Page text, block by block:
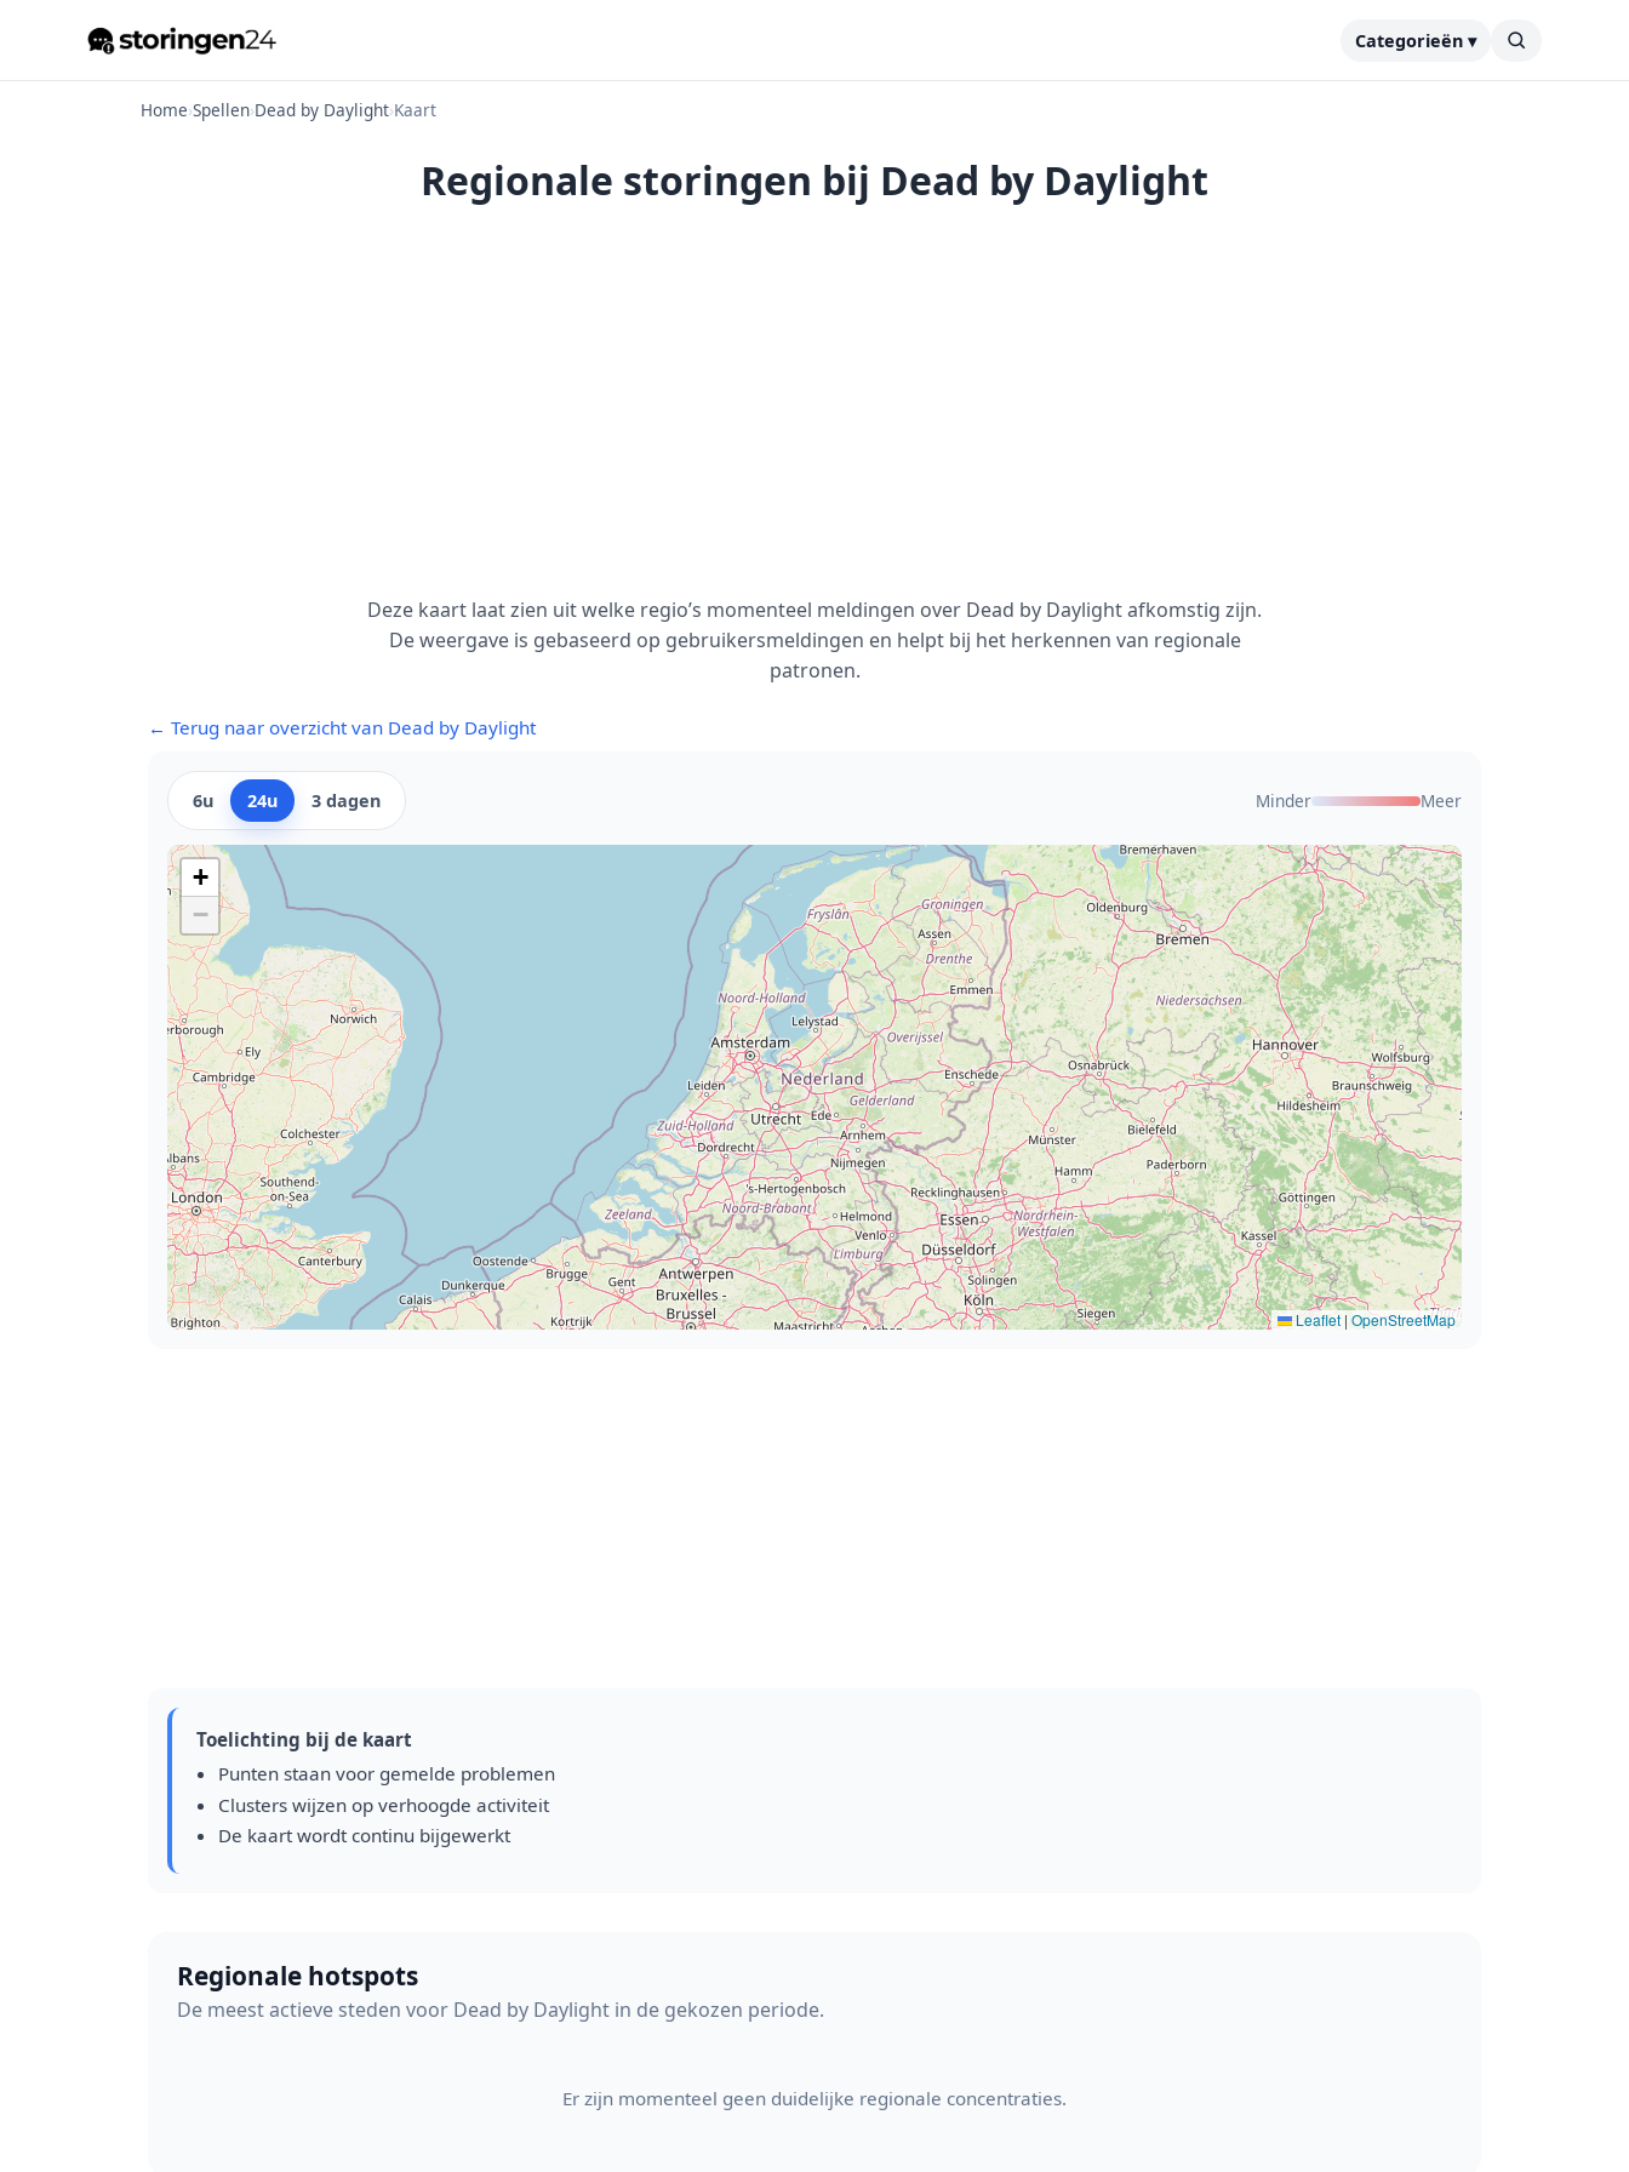
Categorieën ▾
Home›Spellen›Dead by Daylight›Kaart
Regionale storingen bij Dead by Daylight
Deze kaart laat zien uit welke regio’s momenteel meldingen over Dead by Daylight afkomstig zijn.
De weergave is gebaseerd op gebruikersmeldingen en helpt bij het herkennen van regionale
patronen.
← Terug naar overzicht van Dead by Daylight
6u 24u 3 dagen Minder Meer
+
−
Leaflet | OpenStreetMap
Toelichting bij de kaart
Punten staan voor gemelde problemen
Clusters wijzen op verhoogde activiteit
De kaart wordt continu bijgewerkt
Regionale hotspots
De meest actieve steden voor Dead by Daylight in de gekozen periode.
Er zijn momenteel geen duidelijke regionale concentraties.